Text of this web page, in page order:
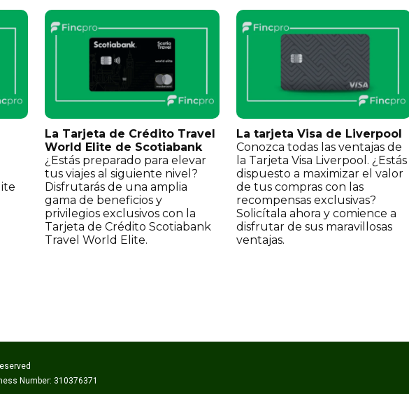
La Tarjeta de Crédito Travel
World Elite de Scotiabank
¿Estás preparado para elevar
tus viajes al siguiente nivel?
Disfrutarás de una amplia
gama de beneficios y
privilegios exclusivos con la
Tarjeta de Crédito Scotiabank
Travel World Elite.
La tarjeta Visa de Liverpool
Conozca todas las ventajas de
la Tarjeta Visa Liverpool. ¿Estás
dispuesto a maximizar el valor
de tus compras con las
recompensas exclusivas?
Solicítala ahora y comience a
disfrutar de sus maravillosas
ventajas.
Number: 310376371